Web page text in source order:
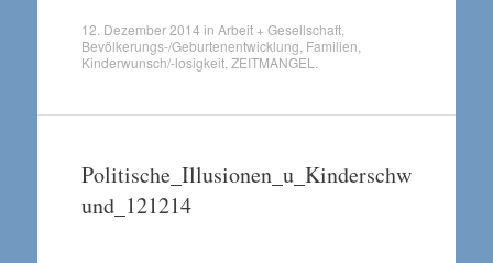
12. Dezember 2014 in Arbeit + Gesellschaft,
Bevölkerungs-/Geburtenentwicklung Familien
Kinderwunsch/-losigkeit, ZEITMANGEL
Politische_Illusionen_u_Kinderschw
und_121214